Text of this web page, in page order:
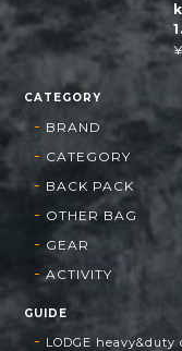
CATEGORY
BRAND
CATEGORY
BACK PACK
OTHER BAG
GEAR
ACTIVITY
GUIDE
LODGE